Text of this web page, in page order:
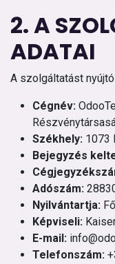
2. A
ADATAI
A szolgáltatást
Cégnév:
Székhely: 1073
Bejegyzés
Adószám:
Nyilvántartja:
Képviseli:
E-mail:
Telefonszám: